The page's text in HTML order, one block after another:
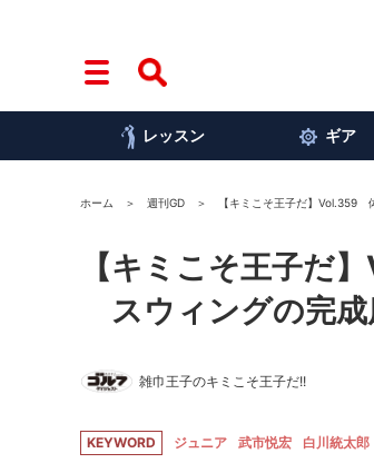
レッスン ギア
ホーム 週刊GD 【キミこそ王子だ】Vol.359
【キミこそ王子だ
スウィングの完成
雑巾王子のキミこそ王子だ!!
KEYWORD ジュニア 武市悦宏 白川統太郎